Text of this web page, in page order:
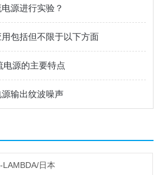
源进行实验？
包括但不限于以下方面
电源的主要特点
输出纹波噪声
LAMBDA/日本